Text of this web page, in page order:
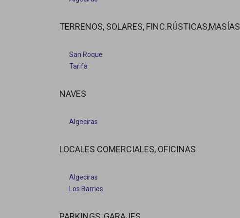
TERRENOS, SOLARES, FINC.RÚSTICAS,MASÍAS
San Roque
Tarifa
NAVES
Algeciras
LOCALES COMERCIALES, OFICINAS
Algeciras
Los Barrios